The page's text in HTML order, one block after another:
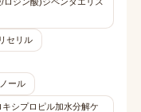
セリル
ール
シプロピル加水分解ケ